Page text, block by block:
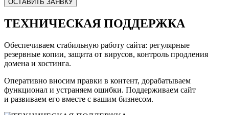
ОСТАВИТЬ ЗАЯВКУ
ТЕХНИЧЕСКАЯ ПОДДЕРЖКА
Обеспечиваем стабильную работу сайта: регулярные
резервные копии, защита от вирусов, контроль продления
домена и хостинга.
Оперативно вносим правки в контент, дорабатываем
функционал и устраняем ошибки. Поддерживаем сайт
и развиваем его вместе с вашим бизнесом.